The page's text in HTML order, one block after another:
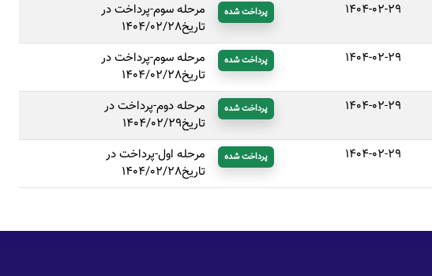
1404-02-29 پرداخت شده
مرحله سوم-پرداخت در
تاریخ1404/02/28
1404-02-29 پرداخت شده
مرحله سوم-پرداخت در
تاریخ1404/02/28
1404-02-29 پرداخت شده
مرحله دوم-پرداخت در
تاریخ1404/02/29
1404-02-29 پرداخت شده
مرحله اول-پرداخت در
تاریخ1404/02/28